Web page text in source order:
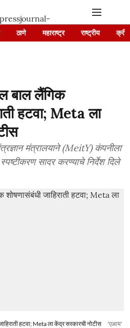
ठाणे महाराष्ट्र राष्ट्रीय
बाल लैंगिक
हटवा; Meta ला
मंत्रालयाने (MeitY) कंपनीला
सादर करण्याचे निर्देश दिले
हटवा; Meta ला केंद्र सरकारची नोटीस
'एआय'